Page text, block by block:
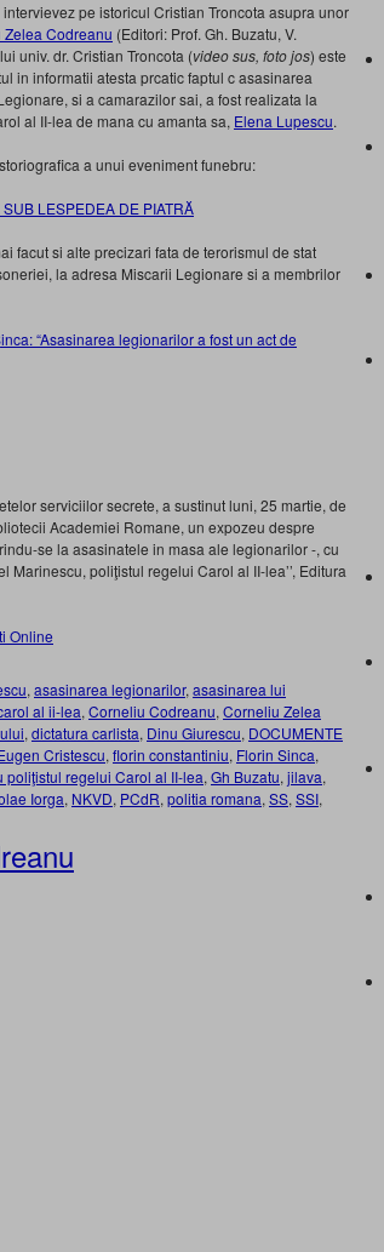
pe istoricul Cristian Troncota asupra unor
Codreanu (Editori: Prof. Gh. Buzatu, V.
univ. dr. Cristian Troncota (video sus, foto jos) este
in informatii atesta prcatic faptul c asasinarea
si a camarazilor sai, a fost realizata la
al II-lea de mana cu amanta sa, Elena Lupescu.
a unui eveniment funebru:
LESPEDEA DE PIATRĂ
facut si alte precizari fata de terorismul de stat
la adresa Miscarii Legionare si a membrilor
“Asasinarea legionarilor a fost un act de
serviciilor secrete, a sustinut luni, 25 martie, de
Academiei Romane, un expozeu despre
se la asasinatele in masa ale legionarilor -, cu
poliţistul regelui Carol al II-lea’’, Editura
, asasinarea legionarilor, asasinarea lui
al ii-lea, Corneliu Codreanu, Corneliu Zelea
, dictatura carlista, Dinu Giurescu, DOCUMENTE
Cristescu, florin constantiniu, Florin Sinca,
regelui Carol al II-lea, Gh Buzatu, jilava,
Iorga, NKVD, PCdR, politia romana, SS, SSI,